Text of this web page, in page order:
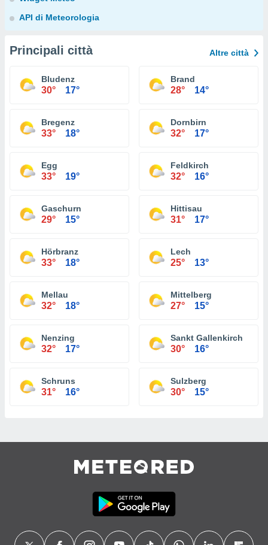
API di Meteorologia
Principali città Altre città
Bludenz
30° 17°
Brand
28° 14°
Bregenz
33° 18°
Dornbirn
32° 17°
Egg
33° 19°
Feldkirch
32° 16°
Gaschurn
29° 15°
Hittisau
31° 17°
Hörbranz
33° 18°
Lech
25° 13°
Mellau
32° 18°
Mittelberg
27° 15°
Nenzing
32° 17°
Sankt Gallenkirch
30° 16°
Schruns
31° 16°
Sulzberg
30° 15°